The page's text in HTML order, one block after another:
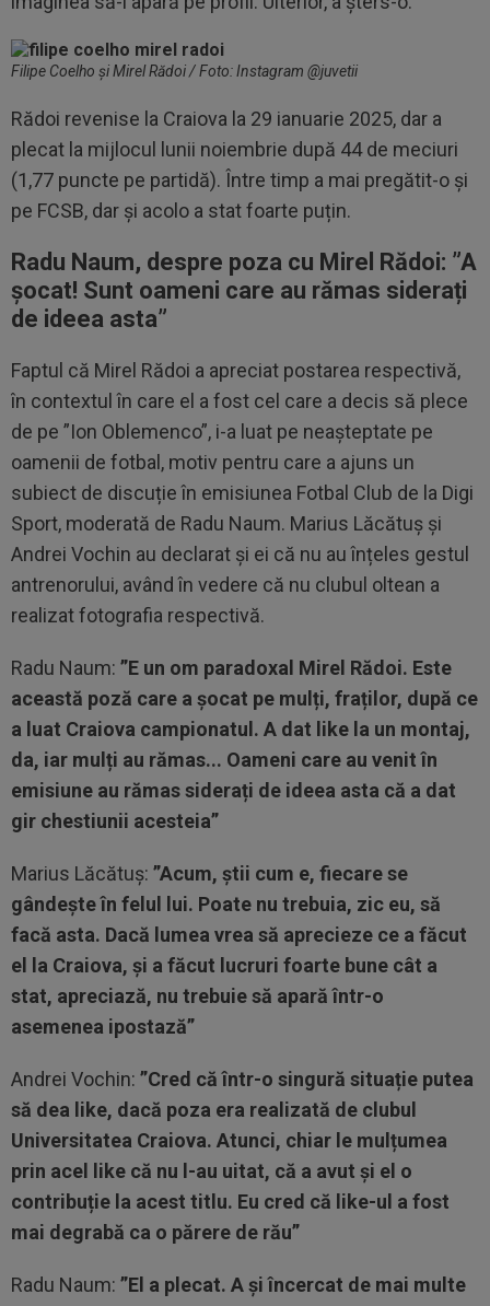
Filipe Coelho și Mirel Rădoi / Foto: Instagram @juvetii
Rădoi revenise la Craiova la 29 ianuarie 2025, dar a
plecat la mijlocul lunii noiembrie după 44 de meciuri
(1,77 puncte pe partidă). Între timp a mai pregătit-o și
pe FCSB, dar și acolo a stat foarte puțin.
Radu Naum, despre poza cu Mirel Rădoi: ”A
șocat! Sunt oameni care au rămas siderați
de ideea asta”
Faptul că Mirel Rădoi a apreciat postarea respectivă,
în contextul în care el a fost cel care a decis să plece
de pe ”Ion Oblemenco”, i-a luat pe neașteptate pe
oamenii de fotbal, motiv pentru care a ajuns un
subiect de discuție în emisiunea Fotbal Club de la Digi
Sport, moderată de Radu Naum. Marius Lăcătuș și
Andrei Vochin au declarat și ei că nu au înțeles gestul
antrenorului, având în vedere că nu clubul oltean a
realizat fotografia respectivă.
Radu Naum: ”E un om paradoxal Mirel Rădoi. Este
această poză care a șocat pe mulți, fraților, după ce
a luat Craiova campionatul. A dat like la un montaj,
da, iar mulți au rămas... Oameni care au venit în
emisiune au rămas siderați de ideea asta că a dat
gir chestiunii acesteia”
Marius Lăcătuș: ”Acum, știi cum e, fiecare se
gândește în felul lui. Poate nu trebuia, zic eu, să
facă asta. Dacă lumea vrea să aprecieze ce a făcut
el la Craiova, și a făcut lucruri foarte bune cât a
stat, apreciază, nu trebuie să apară într-o
asemenea ipostază”
Andrei Vochin: ”Cred că într-o singură situație putea
să dea like, dacă poza era realizată de clubul
Universitatea Craiova. Atunci, chiar le mulțumea
prin acel like că nu l-au uitat, că a avut și el o
contribuție la acest titlu. Eu cred că like-ul a fost
mai degrabă ca o părere de rău”
Radu Naum: ”El a plecat. A și încercat de mai multe